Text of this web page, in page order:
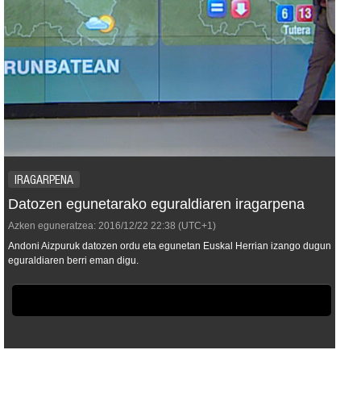
IRAGARPENA
Datozen egunetarako eguraldiaren iragarpena
Azken eguneratzea: 2016/12/22 22:38 (UTC+1)
Andoni Aizpuruk datozen ordu eta egunetan Euskal Herrian izango dugun
eguraldiaren berri eman digu.